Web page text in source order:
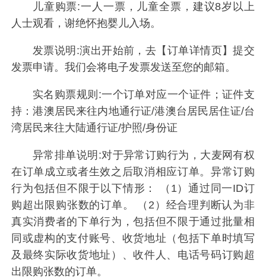
儿童购票:一人一票，儿童全票，建议8岁以上
人士观看，谢绝怀抱婴儿入场。
发票说明:演出开始前，去【订单详情页】提交
发票申请。我们会将电子发票发送至您的邮箱。
实名购票规则:一个订单对应一个证件；证件支
持：港澳居民来往内地通行证/港澳台居民居住证/台
湾居民来往大陆通行证/护照/身份证
异常排单说明:对于异常订购行为，大麦网有权
在订单成立或者生效之后取消相应订单。异常订购
行为包括但不限于以下情形： （1）通过同一ID订
购超出限购张数的订单。 （2）经合理判断认为非
真实消费者的下单行为，包括但不限于通过批量相
同或虚构的支付账号、收货地址（包括下单时填写
及最终实际收货地址）、收件人、电话号码订购超
出限购张数的订单。